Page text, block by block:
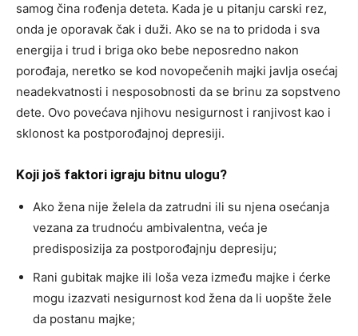
samog čina rođenja deteta. Kada je u pitanju carski rez,
onda je oporavak čak i duži. Ako se na to pridoda i sva
energija i trud i briga oko bebe neposredno nakon
porođaja, neretko se kod novopečenih majki javlja osećaj
neadekvatnosti i nesposobnosti da se brinu za sopstveno
dete. Ovo povećava njihovu nesigurnost i ranjivost kao i
sklonost ka postporođajnoj depresiji.
Koji još faktori igraju bitnu ulogu?
Ako žena nije želela da zatrudni ili su njena osećanja
vezana za trudnoću ambivalentna, veća je
predisposizija za postporođajnju depresiju;
Rani gubitak majke ili loša veza između majke i ćerke
mogu izazvati nesigurnost kod žena da li uopšte žele
da postanu majke;